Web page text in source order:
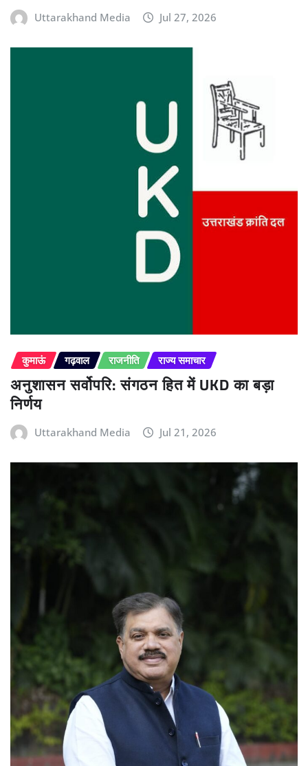
Uttarakhand Media Jul 27, 2026
कुमाऊं गढ़वाल राजनीति राज्य समाचार
अनुशासन सर्वोपरि: संगठन हित में UKD का बड़ा
निर्णय
Uttarakhand Media Jul 21, 2026